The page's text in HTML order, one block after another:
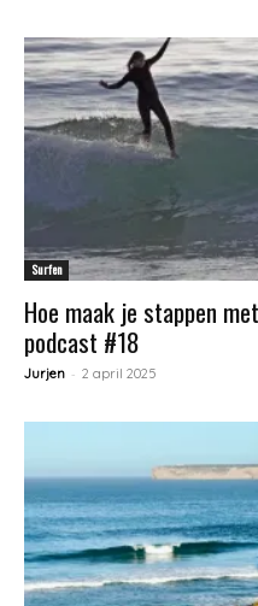
Surfen
Hoe maak je stappen
podcast #18
Jurjen - 2 april 2025